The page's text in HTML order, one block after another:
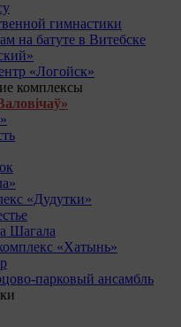
гимнастики
на батуте в Витебске
«Логойск»
комплексы
«Дудутки»
Шагала
«Хатынь»
парковый ансамбль